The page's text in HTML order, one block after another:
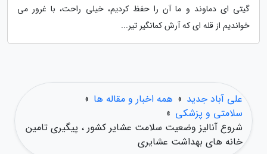
گیتی ای دماوند و ما آن را حفظ کردیم، خیلی راحت، با غرور می
خواندیم از قله ای که آرش کمانگیر تیر...
علی آباد جدید » همه اخبار و مقاله ها »
سلامتی و پزشکی »
شروع آنالیز وضعیت سلامت عشایر کشور ، پیگیری تامین
خانه های بهداشت عشایری